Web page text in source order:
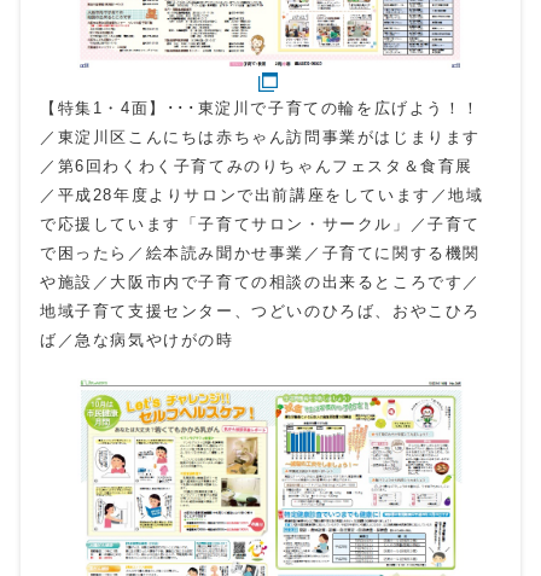
【特集1・4面】･･･東淀川で子育ての輪を広げよう！！
／東淀川区こんにちは赤ちゃん訪問事業がはじまります
／第6回わくわく子育てみのりちゃんフェスタ＆食育展
／平成28年度よりサロンで出前講座をしています／地域
で応援しています「子育てサロン・サークル」／子育て
で困ったら／絵本読み聞かせ事業／子育てに関する機関
や施設／大阪市内で子育ての相談の出来るところです／
地域子育て支援センター、つどいのひろば、おやこひろ
ば／急な病気やけがの時